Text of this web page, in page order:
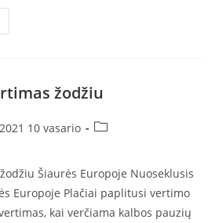
žodžiu
2021 10 vasario
Post
Šiaurės Europoje Nuoseklusis
Europoje Plačiai paplitusi vertimo
kai verčiama kalbos pauzių